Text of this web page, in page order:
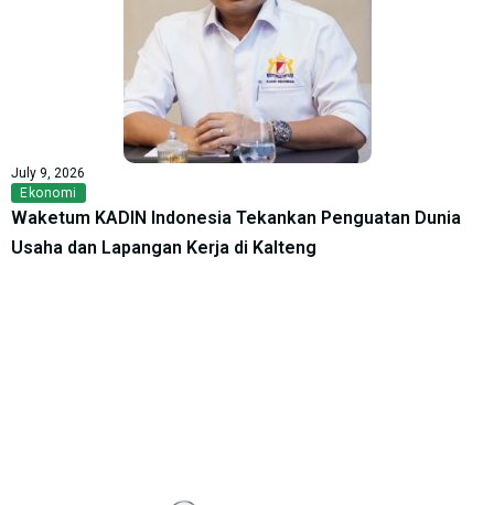
July 9, 2026
Ekonomi
Waketum KADIN Indonesia Tekankan Penguatan Dunia
Usaha dan Lapangan Kerja di Kalteng